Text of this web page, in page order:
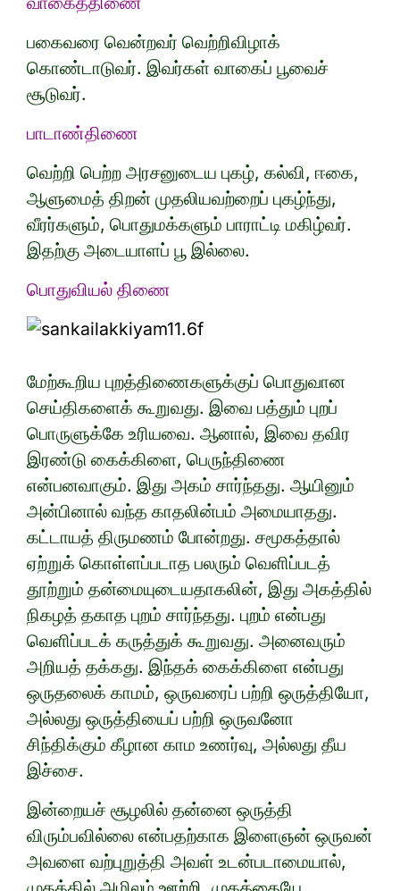
பகைவரை வென்றவர் வெற்றிவிழாக்
கொண்டாடுவர். இவர்கள் வாகைப் பூவைச்
சூடுவர்.
பாடாண்திணை
வெற்றி பெற்ற அரசனுடைய புகழ், கல்வி, ஈகை,
ஆளுமைத் திறன் முதலியவற்றைப் புகழ்ந்து,
வீரர்களும், பொதுமக்களும் பாராட்டி மகிழ்வர்.
இதற்கு அடையாளப் பூ இல்லை.
பொதுவியல் திணை
மேற்கூறிய புறத்திணைகளுக்குப் பொதுவான
செய்திகளைக் கூறுவது. இவை பத்தும் புறப்
பொருளுக்கே உரியவை. ஆனால், இவை தவிர
இரண்டு கைக்கிளை, பெருந்திணை
என்பனவாகும். இது அகம் சார்ந்தது. ஆயினும்
அன்பினால் வந்த காதலின்பம் அமையாதது.
கட்டாயத் திருமணம் போன்றது. சமூகத்தால்
ஏற்றுக் கொள்ளப்படாத பலரும் வெளிப்படத்
தூற்றும் தன்மையுடையதாகலின், இது அகத்தில்
நிகழத் தகாத புறம் சார்ந்தது. புறம் என்பது
வெளிப்படக் கருத்துக் கூறுவது. அனைவரும்
அறியத் தக்கது. இந்தக் கைக்கிளை என்பது
ஒருதலைக் காமம், ஒருவரைப் பற்றி ஒருத்தியோ,
அல்லது ஒருத்தியைப் பற்றி ஒருவனோ
சிந்திக்கும் கீழான காம உணர்வு, அல்லது தீய
இச்சை.
இன்றையச் சூழலில் தன்னை ஒருத்தி
விரும்பவில்லை என்பதற்காக இளைஞன் ஒருவன்
அவளை வற்புறுத்தி அவள் உடன்படாமையால்,